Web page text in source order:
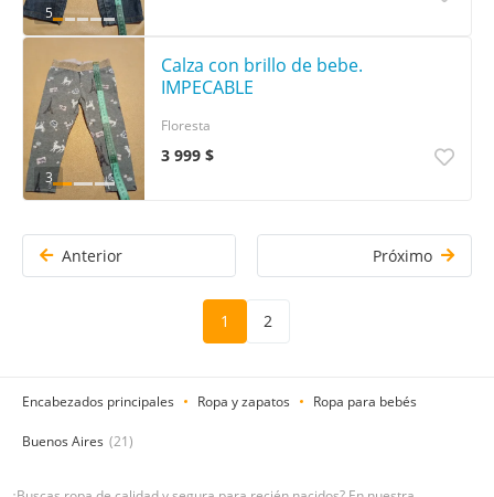
5
3
Calza con brillo de bebe.
IMPECABLE
3 999 $
Floresta
Anterior Próximo
1 2
Encabezados principales Ropa y zapatos Ropa para bebés
Buenos Aires (21)